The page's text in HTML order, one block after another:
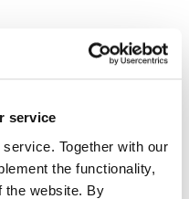
service
Together with our
the functionality,
the website. By